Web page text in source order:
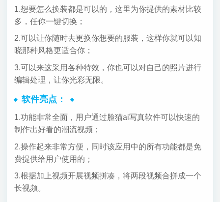
1.想要怎么换装都是可以的，这里为你提供的素材比较
多，任你一键切换；
2.可以让你随时去更换你想要的服装，这样你就可以知
晓那种风格更适合你；
3.可以来这采用各种特效，你也可以对自己的照片进行
编辑处理，让你光彩无限。
软件亮点：
1.功能非常全面，用户通过脸猫ai写真软件可以快速的
制作出好看的潮流视频；
2.操作起来非常方便，同时该应用中的所有功能都是免
费提供给用户使用的；
3.根据加上视频开展视频拼凑，将两段视频合拼成一个
长视频。